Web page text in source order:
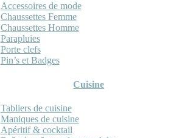
Accessoires de mode
Chaussettes Femme
Chaussettes Homme
Parapluies
Porte clefs
Pin’s et Badges
Cuisine
Tabliers de cuisine
Maniques de cuisine
Apéritif & cocktail